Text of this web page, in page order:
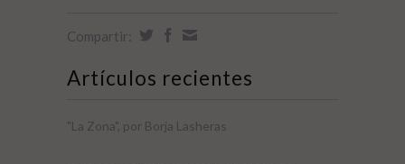
Compartir:
Artículos recientes
"La Zona", por Borja Lasheras